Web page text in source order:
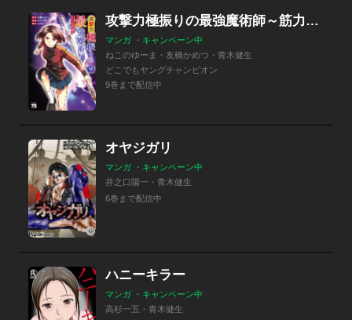
攻撃力極振りの最強魔術師～筋力値9999の大剣士、転生して二度目の人生を歩む～
マンガ ・キャンペーン中
ねこのゆーま・友橋かめつ・青木健生
どこでもヤングチャンピオン
9巻まで配信中
オヤジガリ
マンガ ・キャンペーン中
井之口陽一・青木健生
6巻まで配信中
ハニーキラー
マンガ ・キャンペーン中
高杉一五・青木健生